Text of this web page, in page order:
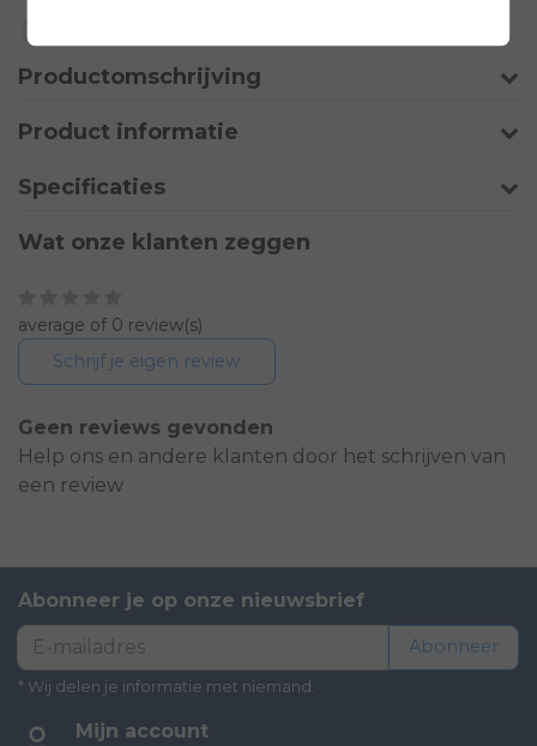
Productomschrijving
Product informatie
Specificaties
Wat onze klanten zeggen
average of 0 review(s)
Schrijf je eigen review
Geen reviews gevonden
Help ons en andere klanten door het schrijven van
een review
Abonneer je op onze nieuwsbrief
Abonneer
* Wij delen je informatie met niemand.
Mijn account